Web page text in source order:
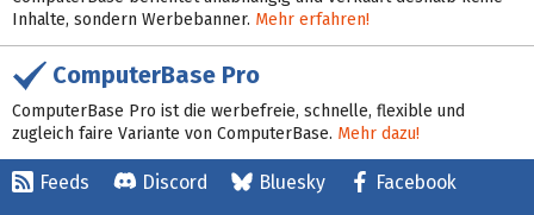
Inhalte, sondern Werbebanner. Mehr erfahren!
ComputerBase Pro
ComputerBase Pro ist die werbefreie, schnelle, flexible und
zugleich faire Variante von ComputerBase. Mehr dazu!
Feeds Discord Bluesky
Facebook